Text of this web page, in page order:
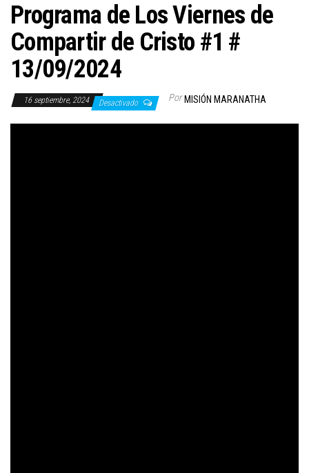
Programa de Los Viernes de
Compartir de Cristo #1 #
13/09/2024
16 septiembre, 2024 Desactivado Por MISIÓN MARANATHA